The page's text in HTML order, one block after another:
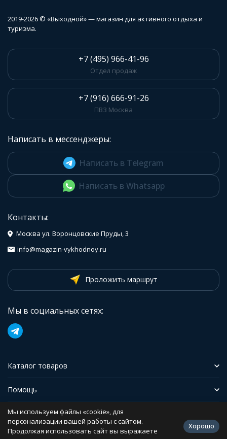
2019-2026 © «Выходной» — магазин для активного отдыха и
туризма.
+7 (495) 966-41-96
Отдел продаж
+7 (916) 666-91-26
ПВЗ Москва
Написать в мессенджеры:
Написать в Telegram
Написать в Whatsapp
Контакты:
Москва ул. Воронцовские Пруды, 3
info@magazin-vykhodnoy.ru
Проложить маршрут
Мы в социальных сетях:
Каталог товаров
Помощь
Иформация
Мы используем файлы «cookie», для
персонализации вашей работы с сайтом.
Продолжая использовать сайт вы выражаете
Хорошо